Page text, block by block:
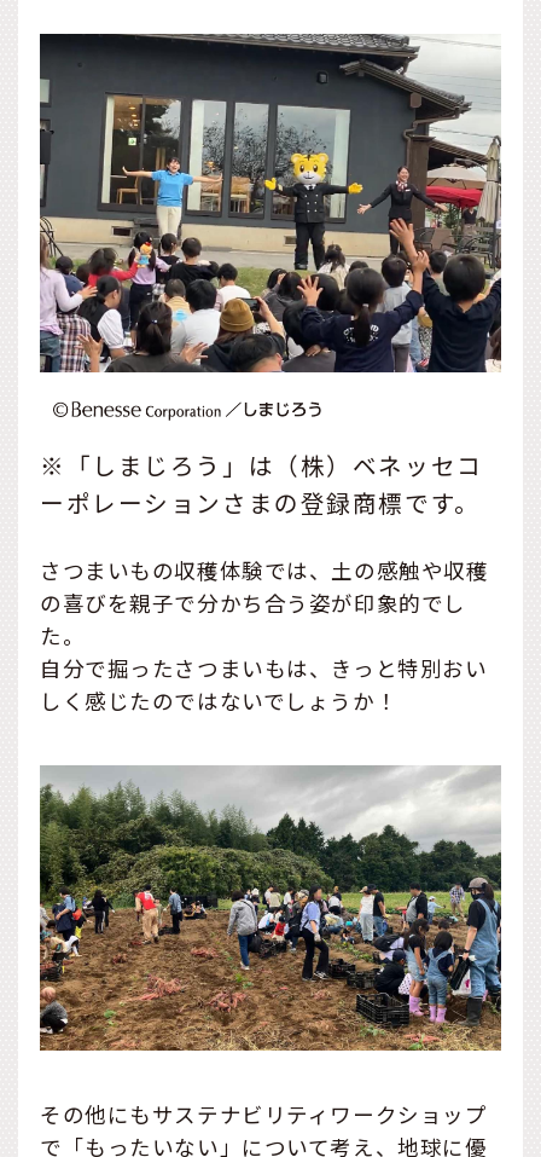
※「しまじろう」は（株）ベネッセコ
ーポレーションさまの登録商標です。
さつまいもの収穫体験では、土の感触や収穫
の喜びを親子で分かち合う姿が印象的でし
た。
自分で掘ったさつまいもは、きっと特別おい
しく感じたのではないでしょうか！
その他にもサステナビリティワークショップ
で「もったいない」について考え、地球に優